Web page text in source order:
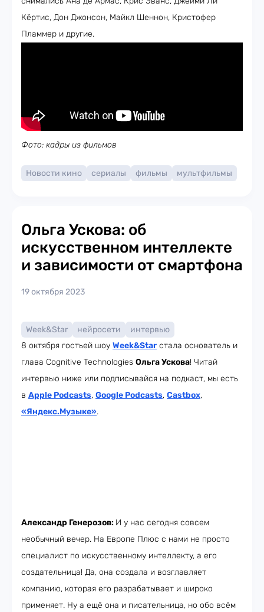
Кёртис, Дон Джонсон, Майкл Шеннон, Кристофер
Пламмер и другие.
Фото: кадры из фильмов
Новости кино сериалы фильмы мультфильмы
Ольга Ускова: об
искусственном интеллекте
и зависимости от смартфона
19 октября 2023
Week&Star нейросети
интервью
8 октября гостьей шоу Week&Star стала основатель и
глава Cognitive Technologies Ольга Ускова! Читай
интервью ниже или подписывайся на подкаст, мы есть
в Apple Podcasts, Google Podcasts, Castbox,
«Яндекс.Музыке».
Александр Генерозов: И у нас сегодня совсем
необычный вечер. На Европе Плюс с нами не просто
специалист по искусственному интеллекту, а его
создательница! Да, она создала и возглавляет
компанию, которая его разрабатывает и широко
применяет. Ну а ещё она и писательница, но обо всём